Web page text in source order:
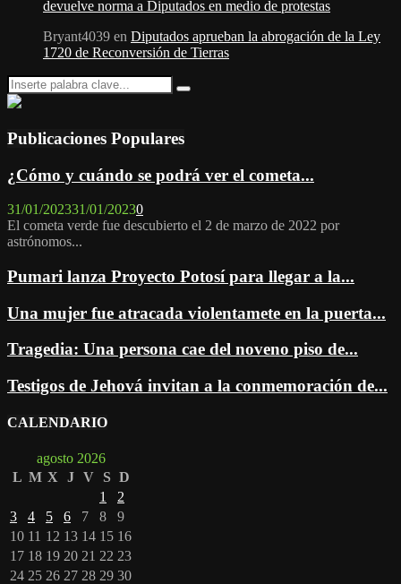
devuelve norma a Diputados en medio de protestas
Bryant4039 en Diputados aprueban la abrogación de la Ley
1720 de Reconversión de Tierras
Search
for:
Search
Publicaciones Populares
¿Cómo y cuándo se podrá ver el cometa...
31/01/202331/01/20230
El cometa verde fue descubierto el 2 de marzo de 2022 por
astrónomos...
Pumari lanza Proyecto Potosí para llegar a la...
Una mujer fue atracada violentamete en la puerta...
Tragedia: Una persona cae del noveno piso de...
Testigos de Jehová invitan a la conmemoración de...
CALENDARIO
agosto 2026
L M X J V S D
1
2
3
4 5 6 7 8
9
10 11 12 13 14 15 16
17 18 19 20 21 22 23
24 25 26 27 28 29 30